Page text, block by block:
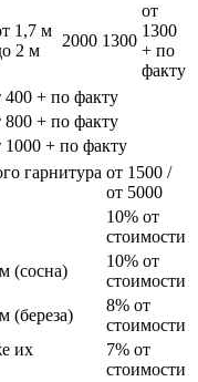
1,7 м
2 м
2000 1300
от
1300
+ по
факту
400 + по факту
800 + по факту
1000 + по факту
гарнитура от 1500 /
от 5000
10% от
стоимости
(сосна)
10% от
стоимости
(береза)
8% от
стоимости
их
7% от
стоимости